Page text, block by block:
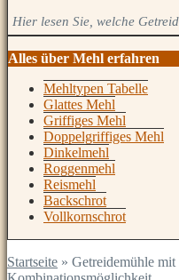
Hier lesen Sie, welche
Alles über Mehl erfahren
Mehltypen Tabelle
Glattes Mehl
Griffiges Mehl
Doppelgriffiges Mehl
Dinkelmehl
Roggenmehl
Reismehl
Backschrot
Vollkornschrot
Startseite » Getreidemühle